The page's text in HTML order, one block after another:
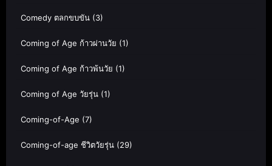
Comedy ตลกขบขัน (3)
Coming of Age ก้าวผ่านวัย (1)
Coming of Age ก้าวพ้นวัย (1)
Coming of Age วัยรุ่น (1)
Coming-of-Age (7)
Coming-of-age ชีวิตวัยรุ่น (29)